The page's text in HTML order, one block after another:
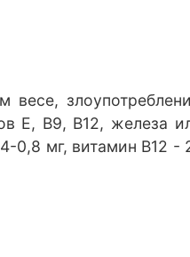
Е, В9, В12, железа
мг, витамин В12 -